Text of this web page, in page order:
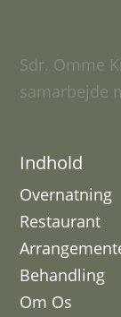
Sdr. Omme
samarbejde
Indhold
Overnatning
Restaurant
Behandling
Om Os